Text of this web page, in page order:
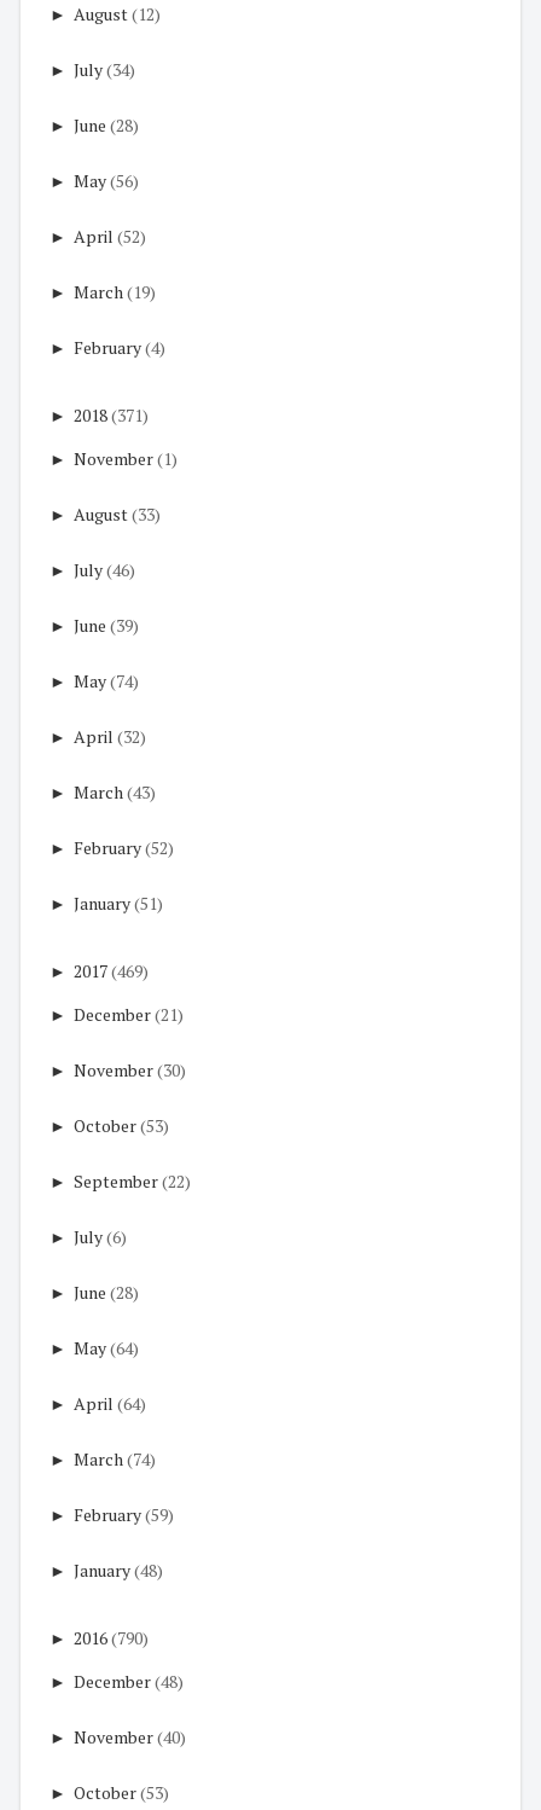
► August(12)
► July(34)
► June (28)
► May(56)
► April (52)
► March (19)
► February(4)
► 2018(371)
► November(1)
► August(33)
► July(46)
► June (39)
► May(74)
► April (32)
► March (43)
► February(52)
► January(51)
► 2017(469)
► December(21)
► November(30)
► October(53)
► September(22)
► July(6)
► June (28)
► May(64)
► April (64)
► March (74)
► February(59)
► January(48)
► 2016(790)
► December(48)
► November(40)
► October(53)